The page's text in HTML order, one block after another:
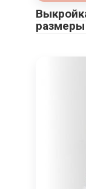
размеры